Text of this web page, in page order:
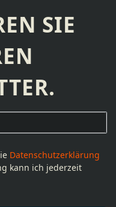
SIE
Daten­schutz­erklärung
kann ich jederzeit